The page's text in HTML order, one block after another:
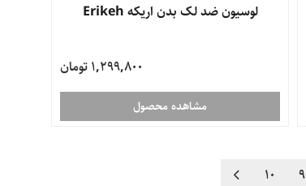
لوسیون ضد لک بدن اریکه Erikeh
1,299,800 تومان
مشاهده محصول
9
10